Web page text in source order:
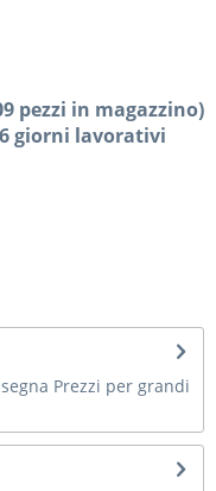
pezzi in magazzino)
giorni lavorativi
Prezzi per grandi